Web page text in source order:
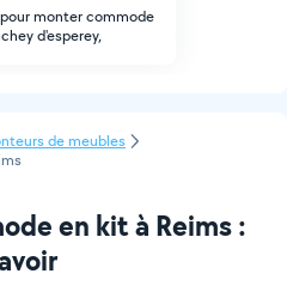
monter commode
d'esperey,
de meubles
en kit à Reims :